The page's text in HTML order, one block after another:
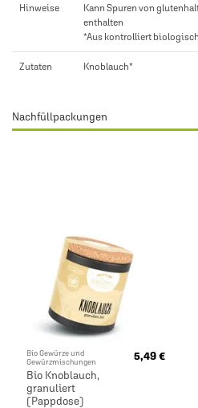
Hinweise
Kann Spuren von
enthalten
*Aus kontrolliert
Zutaten Knoblauch*
Nachfüllpackungen
Bio Gewürze und
Gewürzmischungen
Bio Knoblauch,
granuliert
(Pappdose)
5,49 €